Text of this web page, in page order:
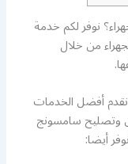
نوفر لكم خدمة
من خلال
أفضل الخدمات
وتصليح سامسونج
أيضا: